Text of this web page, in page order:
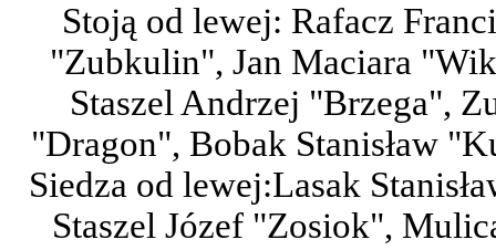
Stoją od lewej: Rafacz
"Zubkulin", Jan Maciara
Staszel Andrzej "Brzega",
"Dragon", Bobak Stanisław
Siedza od lewej:Lasak
Staszel Józef "Zosiok",